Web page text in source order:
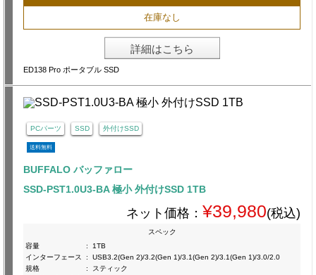
在庫なし
詳細はこちら
ED138 Pro ポータブル SSD
PCパーツ SSD 外付けSSD
送料無料
BUFFALO バッファロー
SSD-PST1.0U3-BA 極小 外付けSSD 1TB
ネット価格： ¥39,980(税込)
スペック
容量
:
1TB
インターフェース
:
USB3.2(Gen 2)/3.2(Gen 1)/3.1(Gen 2)/3.1(Gen 1)/3.0/2.0
規格
:
スティック